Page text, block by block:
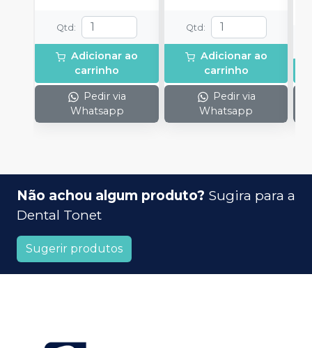
Qtd :
Adicionar ao
carrinho
Pedir via
Whatsapp
Qtd :
Adicionar ao
carrinho
Pedir via
Whatsapp
Não achou algum produto? Sugira para a
Dental Tonet
Sugerir produtos